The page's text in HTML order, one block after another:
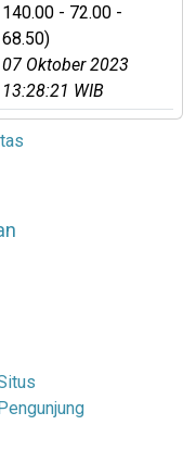
140.00 - 72.00 -
68.50)
07 Oktober 2023
13:28:21 WIB